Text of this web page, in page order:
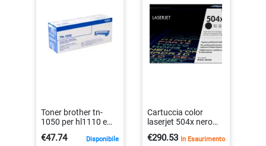
Toner brother tn-
1050 per hl1110 e
4977766721707
€47.74 Disponibile
Cartuccia color
laserjet 504x nero
professionale
€290.53 In Esaurimento